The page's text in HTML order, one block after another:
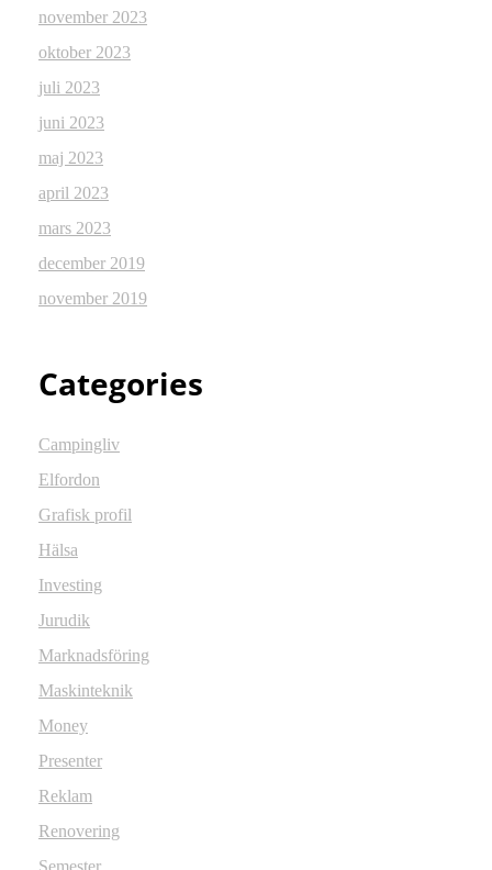
november 2023
oktober 2023
juli 2023
juni 2023
maj 2023
april 2023
mars 2023
december 2019
november 2019
Categories
Campingliv
Elfordon
Grafisk profil
Hälsa
Investing
Jurudik
Marknadsföring
Maskinteknik
Money
Presenter
Reklam
Renovering
Semester